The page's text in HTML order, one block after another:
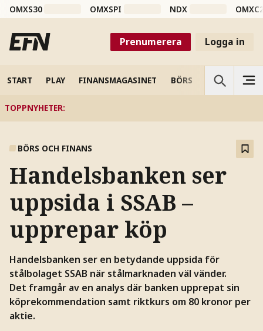
OMXS30 OMXSPI NDX
Prenumerera Logga in
START PLAY FINANSMAGASINET BÖRS VETENSKAP
TOPPNYHETER:
BÖRS OCH FINANS
Handelsbanken ser
uppsida i SSAB –
upprepar köp
Handelsbanken ser en betydande uppsida för
stålbolaget SSAB när stålmarknaden väl vänder.
Det framgår av en analys där banken upprepat sin
köprekommendation samt riktkurs om 80 kronor per
aktie.